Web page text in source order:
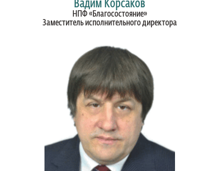
Вадим Корсаков
НПФ «Благосостояние»
Заместитель исполнительного директора